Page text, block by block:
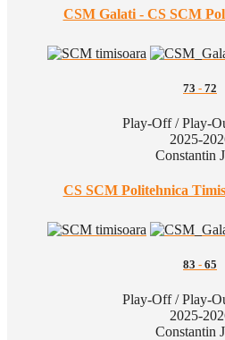
CSM Galati - CS SCM
73 - 72
Play-Off / Play-
2025-
Constantin
CS SCM Politehnica
83 - 65
Play-Off / Play-
2025-
Constantin